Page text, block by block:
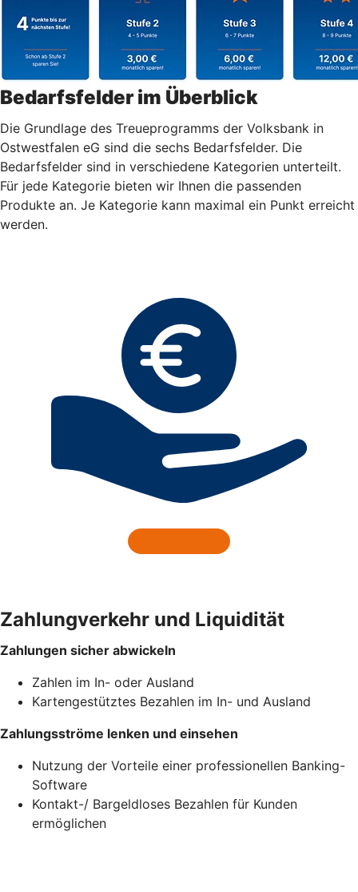
Bedarfsfelder im Überblick
Die Grundlage des Treueprogramms der Volksbank in
Ostwestfalen eG sind die sechs Bedarfsfelder. Die
Bedarfsfelder sind in verschiedene Kategorien unterteilt.
Für jede Kategorie bieten wir Ihnen die passenden
Produkte an. Je Kategorie kann maximal ein Punkt erreicht
werden.
Zahlungverkehr und Liquidität
Zahlungen sicher abwickeln
Zahlen im In- oder Ausland
Kartengestütztes Bezahlen im In- und Ausland
Zahlungsströme lenken und einsehen
Nutzung der Vorteile einer professionellen Banking-
Software
Kontakt-/ Bargeldloses Bezahlen für Kunden
ermöglichen